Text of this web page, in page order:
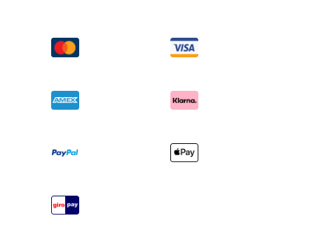
Seggioloni
Lettini e culle
Spedizione e resi
Garanzia
Mappa del sito
Chi siamo
Riconoscimenti
Registra il tuo prodotto